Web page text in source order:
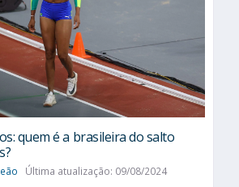
quem é a brasileira do salto
Última atualização: 09/08/2024